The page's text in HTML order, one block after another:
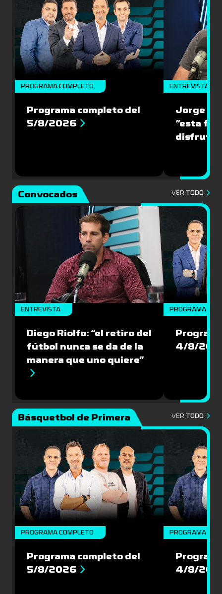
PROGRAMA COMPLETO
Programa completo del
5/8/2026
ENTREVISTA
Jorge
“esta
disfrute
Convocados VER TODO
ENTREVISTA
Diego Riolfo: “el retiro del
fútbol nunca se da de la
manera que uno quiere”
PROGRAMA
4/8/
Básquetbol de Primera VER TODO
PROGRAMA COMPLETO
Programa completo del
5/8/2026
PROGRAMA
4/8/